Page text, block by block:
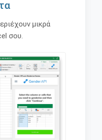
μικρά
σου.